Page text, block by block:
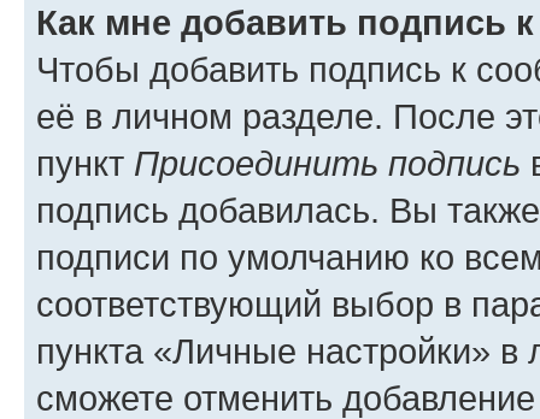
Как мне добавить подпись
Чтобы добавить подпись к
её в личном разделе. После
пункт Присоединить подпись
подпись добавилась. Вы
подписи по умолчанию ко
соответствующий выбор в
пункта «Личные настройки»
сможете отменить